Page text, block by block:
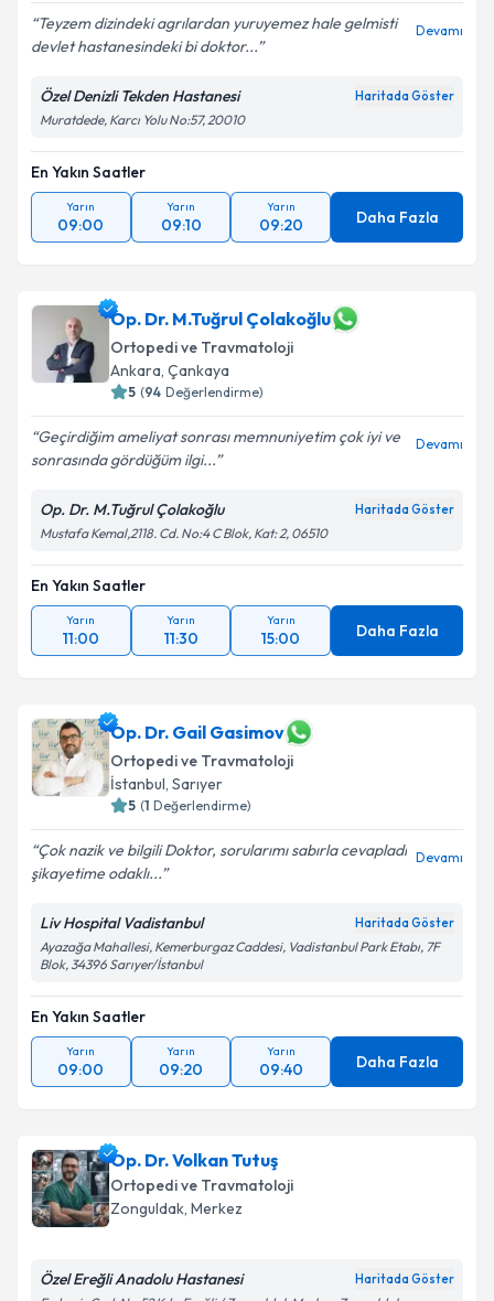
Teyzem dizindeki agrılardan yuruyemez hale gelmisti
devlet hastanesindeki bi doktor...
Devamı
Özel Denizli Tekden Hastanesi Haritada Göster
Muratdede, Karcı Yolu No:57, 20010
En Yakın Saatler
Yarın
09:00
Yarın
09:10
Yarın
09:20 Daha Fazla
Op. Dr. M.Tuğrul Çolakoğlu
Ortopedi ve Travmatoloji
Ankara, Çankaya
5 (94 Değerlendirme)
Geçirdiğim ameliyat sonrası memnuniyetim çok iyi ve
sonrasında gördüğüm ilgi...
Devamı
Op. Dr. M.Tuğrul Çolakoğlu Haritada Göster
Mustafa Kemal,2118. Cd. No:4 C Blok, Kat: 2, 06510
En Yakın Saatler
Yarın
11:00
Yarın
11:30
Yarın
15:00 Daha Fazla
Op. Dr. Gail Gasimov
Ortopedi ve Travmatoloji
İstanbul, Sarıyer
5 (1 Değerlendirme)
Çok nazik ve bilgili Doktor, sorularımı sabırla cevapladı
şikayetime odaklı...
Devamı
Liv Hospital Vadistanbul Haritada Göster
Ayazağa Mahallesi, Kemerburgaz Caddesi, Vadistanbul Park Etabı, 7F
Blok, 34396 Sarıyer/İstanbul
En Yakın Saatler
Yarın
09:00
Yarın
09:20
Yarın
09:40 Daha Fazla
Op. Dr. Volkan Tutuş
Ortopedi ve Travmatoloji
Zonguldak, Merkez
Özel Ereğli Anadolu Hastanesi Haritada Göster